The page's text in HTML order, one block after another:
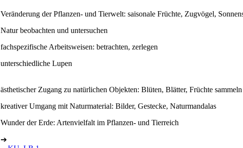
Veränderung der Pflanzen- und Tierwelt: saisonale Früchte, Zugvögel,
Natur beobachten und untersuchen
fachspezifische Arbeitsweisen: betrachten, zerlegen
unterschiedliche Lupen
ästhetischer Zugang zu natürlichen Objekten: Blüten, Blätter, Früchte sammeln
kreativer Umgang mit Naturmaterial: Bilder, Gestecke, Naturmandalas
Wunder der Erde: Artenvielfalt im Pflanzen- und Tierreich
➔